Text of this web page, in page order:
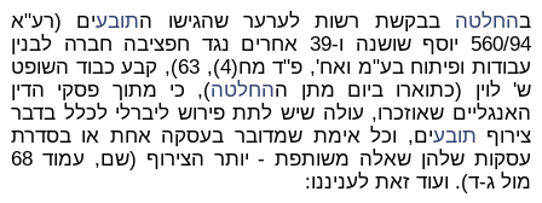
בהחלטה בבקשת רשות לערער שהגישו התובעים (רע"א
560/94 יוסף שושנה ו-39 אחרים נגד חפציבה חברה לבנין
עבודות ופיתוח בע"מ ואח', פ"ד מח(4), 63), קבע כבוד השופט
ש' לוין (כתוארו ביום מתן ההחלטה), כי מתוך פסקי הדין
האנגליים שאוזכרו, עולה שיש לתת פירוש ליברלי לכלל בדבר
צירוף תובעים, וכל אימת שמדובר בעסקה אחת או בסדרת
עסקות שלהן שאלה משותפת - יותר הצירוף (שם, עמוד 68
מול ג-ד). ועוד זאת לעניננו: